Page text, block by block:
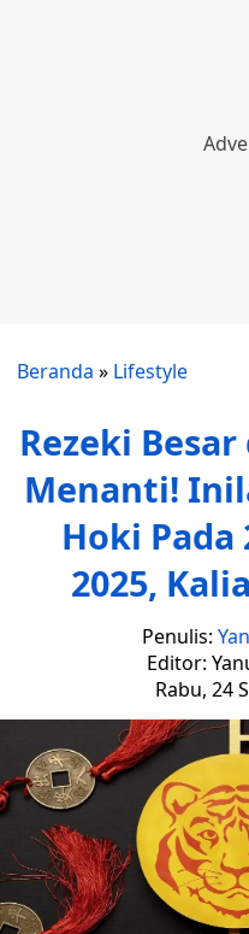
Beranda » Lifestyle
Rezeki
Menanti!
Hoki Pada
2025,
Penulis:
Editor:
Rabu, 24